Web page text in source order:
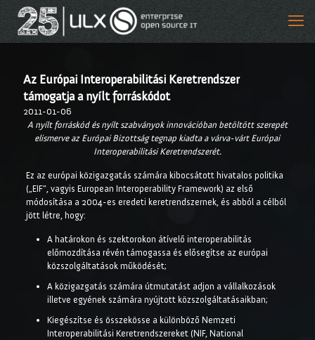
Az Európai Interoperabilitási Keretrendszer
támogatja a nyílt forráskódot
2011-01-06
A nyílt forráskód és nyílt szabványok innovációban betöltött szerepét
elismerve az Európai Bizottság tegnap kiadta a várva-várt Európai
Interoperabilitási Keretrendszerét.
Ez az európai közigazgatás számára kibocsátott hivatalos politika
(„EIF”, vagyis European Interoperability Framework) az első
módosítása a 2004-es eredeti keretrendszernek, és abból a célból
jött létre, hogy:
A határokon és szektorokon átívelő interoperabilitás
előmozdítása révén támogassa és elősegítse az európai
közszolgáltatások működését;
A közigazgatás számára útmutatást adjon a vállalkozások
illetve egyének számára nyújtott közszolgáltatásaikban;
Kiegészítse és összekösse a különböző Nemzeti
Interoperabilitási Keretrendszereket (NIF, National